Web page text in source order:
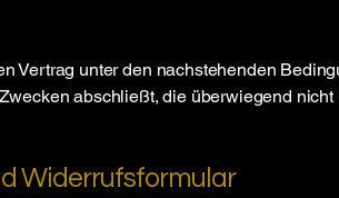
Vertrag unter den nachstehenden
abschließt, die überwiegend
Widerrufsformular